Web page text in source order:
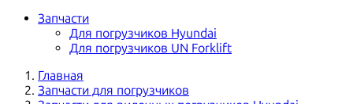
Запчасти
Для погрузчиков Hyundai
Для погрузчиков UN Forklift
Главная
Запчасти для погрузчиков